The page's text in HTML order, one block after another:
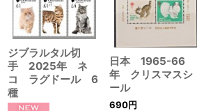
並び順:
ジブラルタル切
手 2025年 ネ
コ ラグドール 6
種
日本 1965-66
年 クリスマスシ
ール
690円